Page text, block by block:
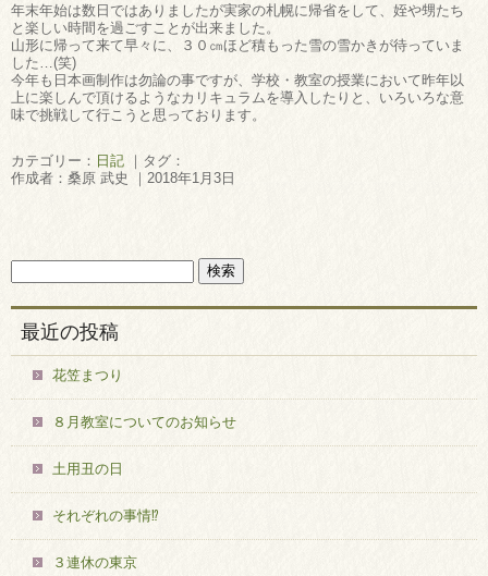
年末年始は数日ではありましたが実家の札幌に帰省をして、姪や甥たち
と楽しい時間を過ごすことが出来ました。
山形に帰って来て早々に、３０㎝ほど積もった雪の雪かきが待っていま
した…(笑)
今年も日本画制作は勿論の事ですが、学校・教室の授業において昨年以
上に楽しんで頂けるようなカリキュラムを導入したりと、いろいろな意
味で挑戦して行こうと思っております。
カテゴリー： 日記 ｜タグ：
作成者：桑原 武史 ｜2018年1月3日
最近の投稿
花笠まつり
８月教室についてのお知らせ
土用丑の日
それぞれの事情⁉
３連休の東京